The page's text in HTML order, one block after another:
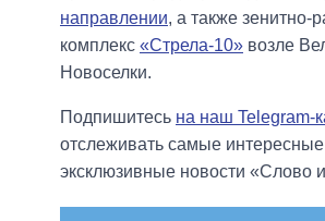
направлении, а также зенитно-
комплекс «Стрела-10» возле
Новоселки.
Подпишитесь на наш Telegram-
отслеживать самые
эксклюзивные новости «Слово